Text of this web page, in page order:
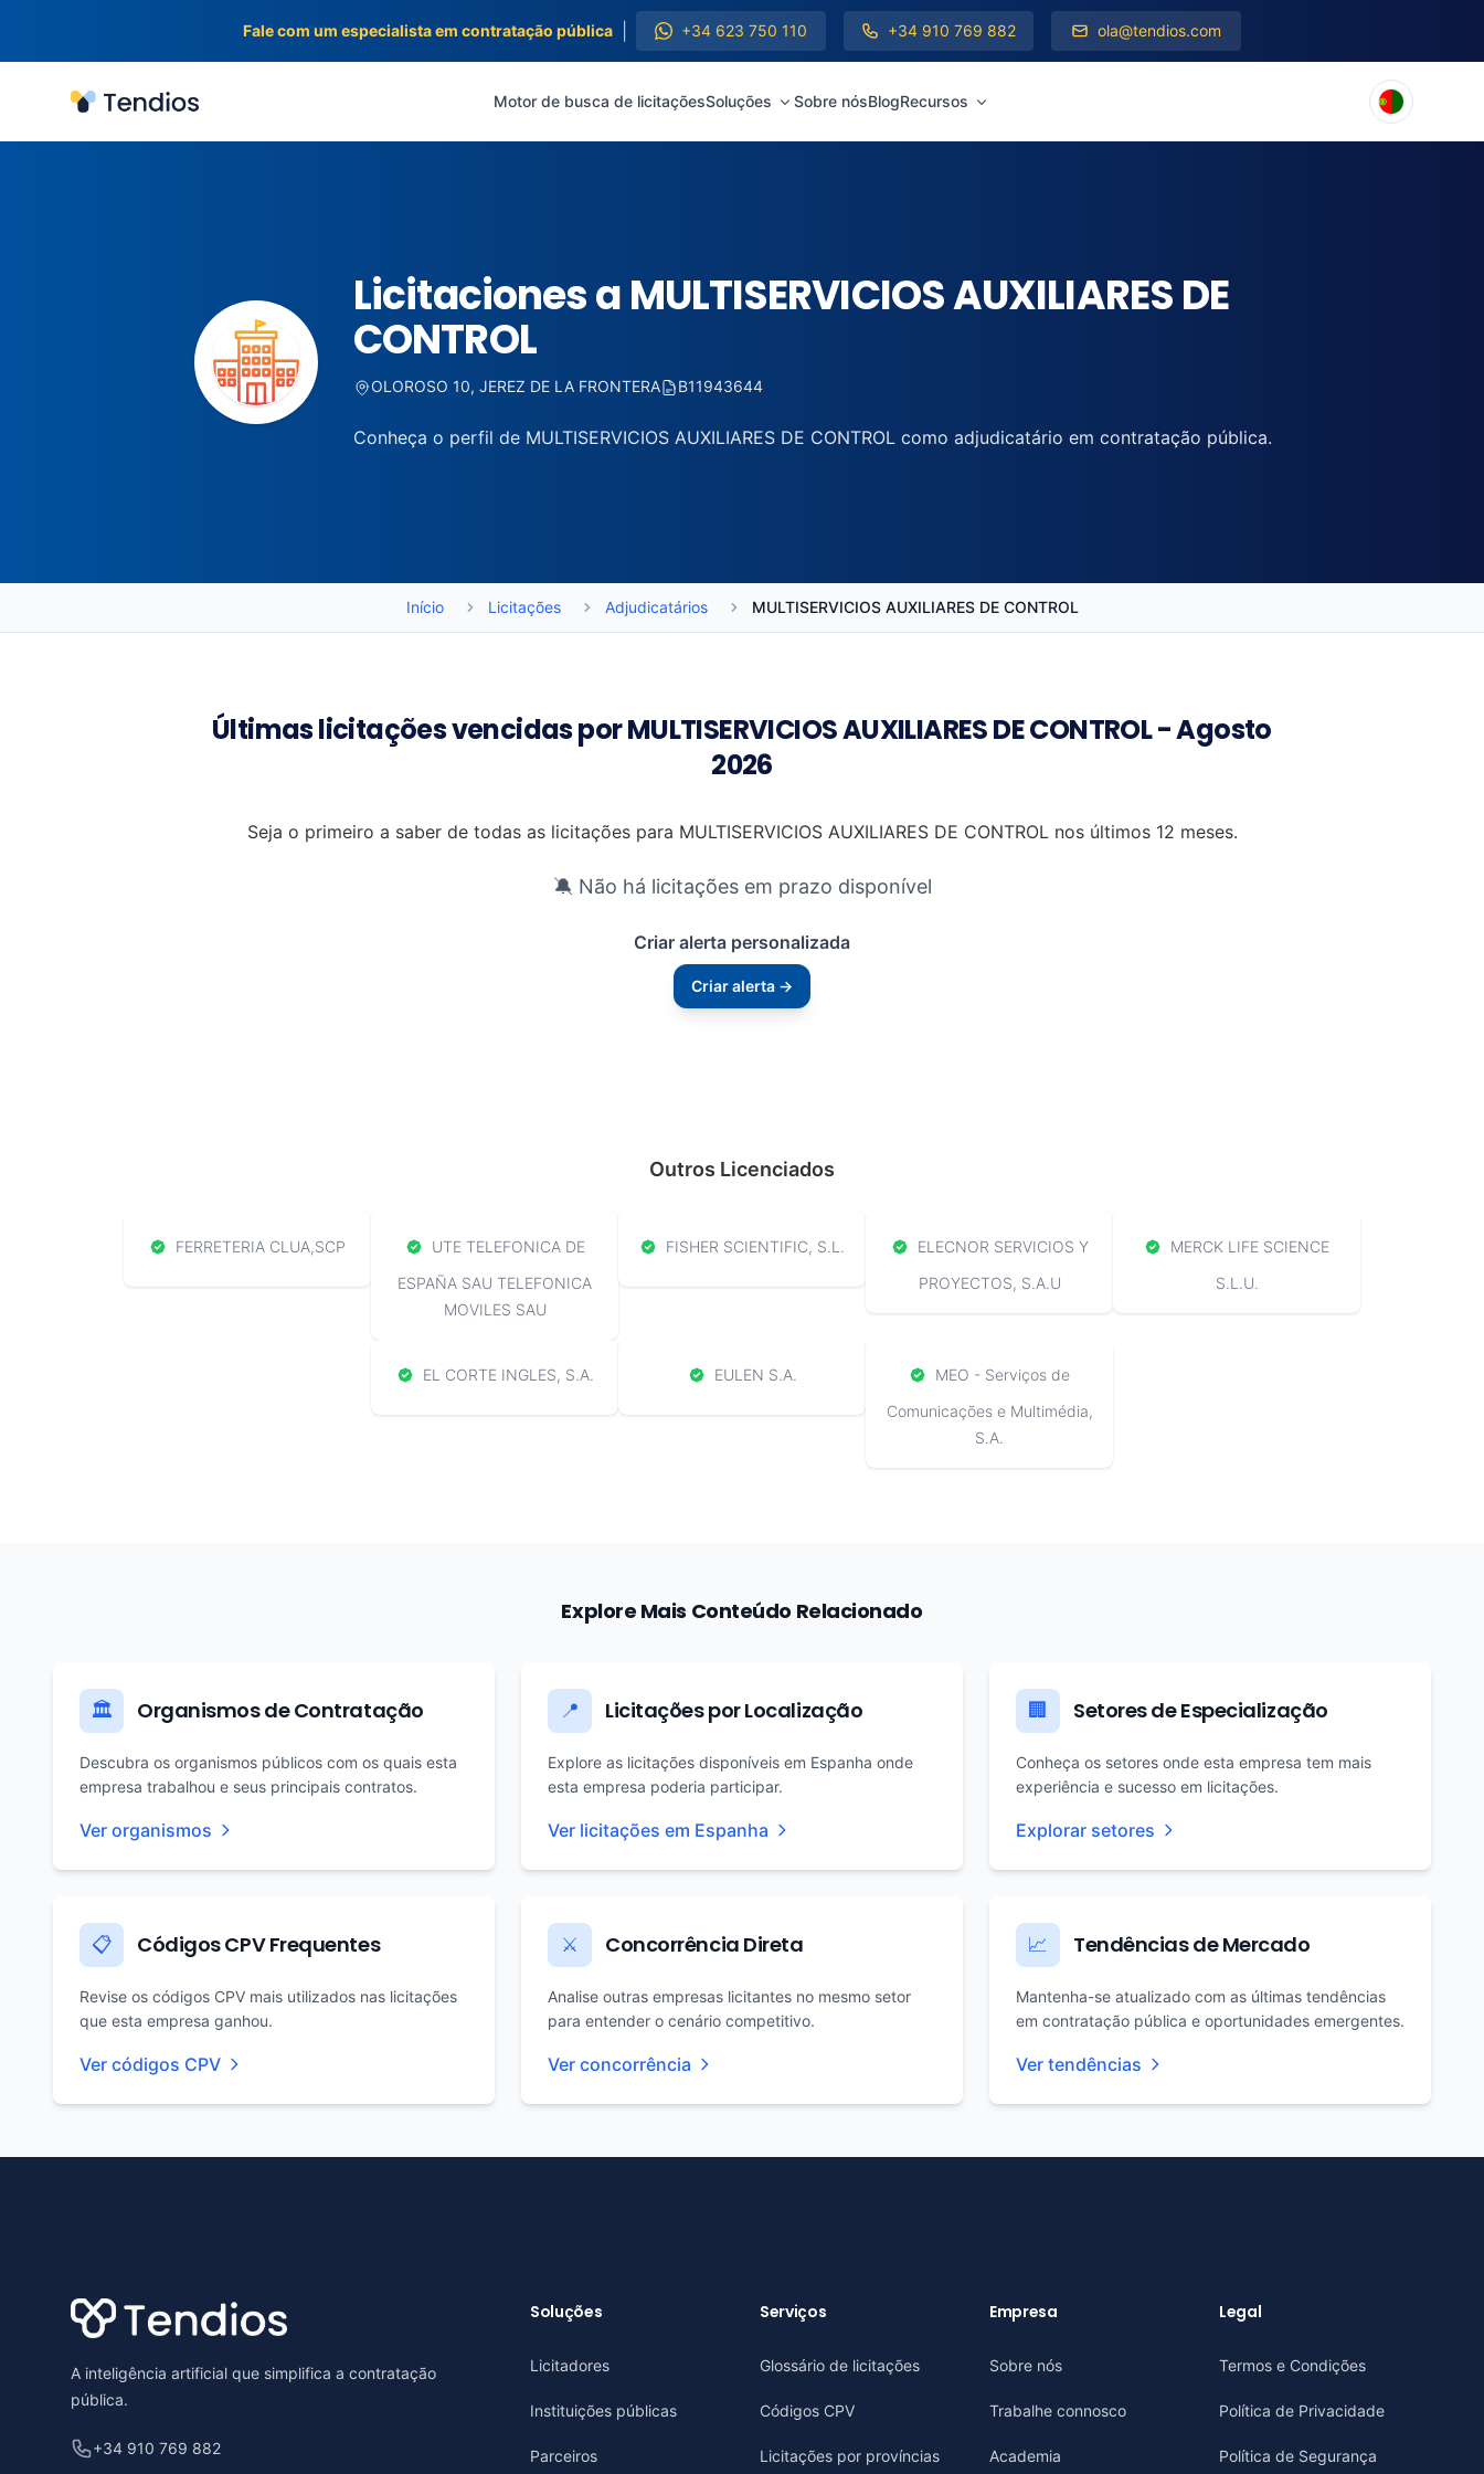
Fale com um especialista em contratação pública +34 623 750 110 +34 910 769 882 ola@tendios.com
Tendios Motor de busca de licitaçõesSoluções Sobre nósBlogRecursos
Licitaciones a MULTISERVICIOS AUXILIARES DE
CONTROL
OLOROSO 10, JEREZ DE LA FRONTERA B11943644
Conheça o perfil de MULTISERVICIOS AUXILIARES DE CONTROL como adjudicatário em contratação pública.
Início Licitações Adjudicatários MULTISERVICIOS AUXILIARES DE CONTROL
Últimas licitações vencidas por MULTISERVICIOS AUXILIARES DE CONTROL - Agosto
2026
Seja o primeiro a saber de todas as licitações para MULTISERVICIOS AUXILIARES DE CONTROL nos últimos 12 meses.
🔕 Não há licitações em prazo disponível
Criar alerta personalizada
Criar alerta →
Outros Licenciados
FERRETERIA CLUA,SCP
UTE TELEFONICA DE
ESPAÑA SAU TELEFONICA
MOVILES SAU
FISHER SCIENTIFIC, S.L.
ELECNOR SERVICIOS Y
PROYECTOS, S.A.U
MERCK LIFE SCIENCE
S.L.U.
EL CORTE INGLES, S.A. EULEN S.A.
MEO - Serviços de
Comunicações e Multimédia,
S.A.
Explore Mais Conteúdo Relacionado
🏛️ Organismos de Contratação
Descubra os organismos públicos com os quais esta
empresa trabalhou e seus principais contratos.
Ver organismos
📍 Licitações por Localização
Explore as licitações disponíveis em Espanha onde
esta empresa poderia participar.
Ver licitações em Espanha
🏢 Setores de Especialização
Conheça os setores onde esta empresa tem mais
experiência e sucesso em licitações.
Explorar setores
📋 Códigos CPV Frequentes
Revise os códigos CPV mais utilizados nas licitações
que esta empresa ganhou.
Ver códigos CPV
⚔️ Concorrência Direta
Analise outras empresas licitantes no mesmo setor
para entender o cenário competitivo.
Ver concorrência
📈 Tendências de Mercado
Mantenha-se atualizado com as últimas tendências
em contratação pública e oportunidades emergentes.
Ver tendências
A inteligência artificial que simplifica a contratação
pública.
+34 910 769 882
Soluções
Licitadores
Instituições públicas
Parceiros
Serviços
Glossário de licitações
Códigos CPV
Licitações por províncias
Empresa
Sobre nós
Trabalhe connosco
Academia
Legal
Termos e Condições
Política de Privacidade
Política de Segurança